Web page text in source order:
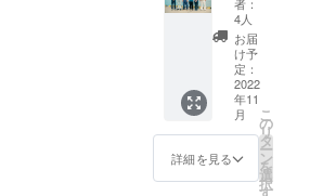
名物の「葉
付こかぶ」
など、山海
の幸を豊富
に取り揃
え、店内に
はイートイ
ンスペース
ご支援
いただ
いた皆
様に
は、プ
ロジェ
クト
オー
ナーか
ら感謝
のメー
者：
4人
お届
け予
定：
2022
年11
月
詳細を見る
こ
の
リ
タ
ー
ン
を
選
択